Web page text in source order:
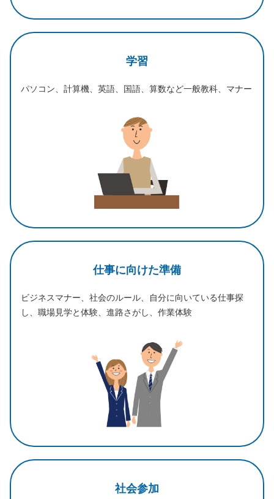
学習
パソコン、計算機、英語、国語、算数など一般教科、マナー
仕事に向けた準備
ビジネスマナー、社会のルール、⾃分に向いている仕事探
し、職場⾒学と体験、進路さがし、作業体験
社会参加